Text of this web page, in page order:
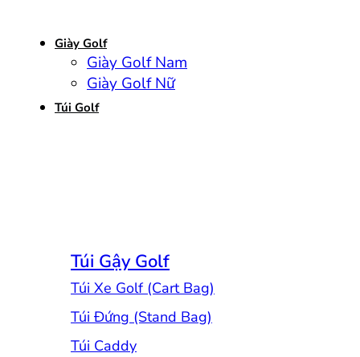
Giày Golf
Giày Golf Nam
Giày Golf Nữ
Túi Golf
Túi Gậy Golf
Túi Xe Golf (Cart Bag)
Túi Đứng (Stand Bag)
Túi Caddy